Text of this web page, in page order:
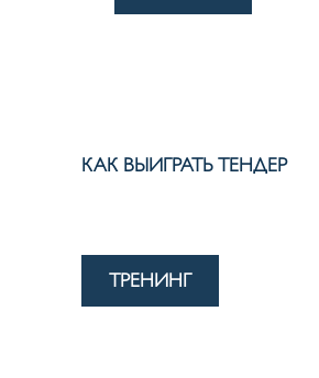
КАК ВЫИГРАТЬ ТЕНДЕР
ТРЕНИНГ